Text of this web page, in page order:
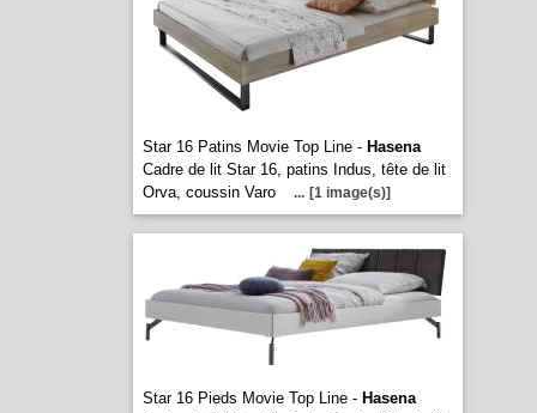
Star 16 Patins Movie Top Line - Hasena
Cadre de lit Star 16, patins Indus, tête de lit
Orva, coussin Varo
... [1 image(s)]
Star 16 Pieds Movie Top Line - Hasena